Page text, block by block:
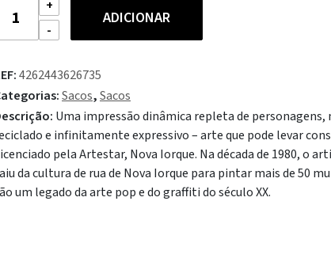
Quantidade
ADICIONAR
4262443626735
Sacos,Sacos
Uma impressão dinâmica repleta de
e infinitamente expressivo – arte que pode levar
pela Artestar, Nova Iorque. Na década de 1980, o
da cultura de rua de Nova Iorque para pintar mais de 50
um legado da arte pop e do graffiti do século XX.